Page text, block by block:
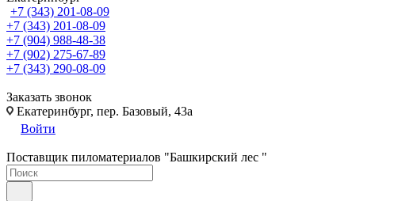
+7 (343) 201-08-09
+7 (343) 201-08-09
+7 (904) 988-48-38
+7 (902) 275-67-89
+7 (343) 290-08-09
Заказать звонок
Екатеринбург, пер. Базовый, 43а
Войти
Поставщик пиломатериалов "Башкирский лес "